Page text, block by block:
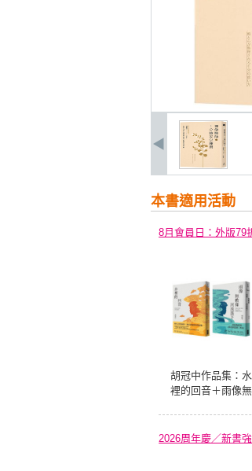
本書適用活動
8月會員日：外版79
胡冠中作品集：水
裡的回音＋雨像無
2026周年慶／新書